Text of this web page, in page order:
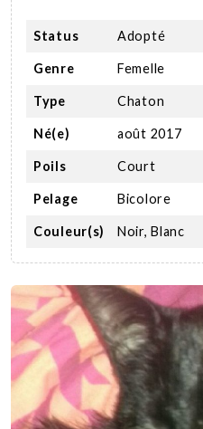
Status Adopté
Genre Femelle
Type Chaton
Né(e) août 2017
Poils Court
Pelage Bicolore
Couleur(s) Noir, Blanc